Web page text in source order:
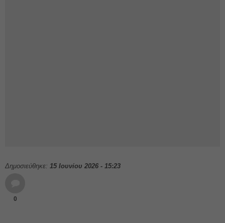
Δημοσιεύθηκε: 15 Ιουνίου 2026 - 15:23
0